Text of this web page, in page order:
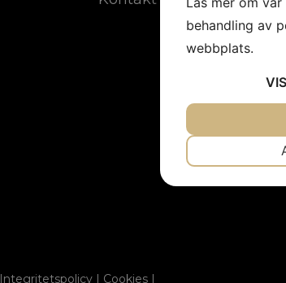
Integritetspolicy | Cookies |
behandling av
webbplats.